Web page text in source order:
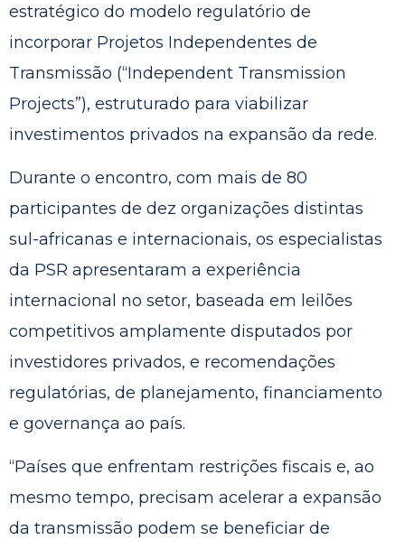
estratégico do modelo regulatório de
incorporar Projetos Independentes de
Transmissão (“Independent Transmission
Projects”), estruturado para viabilizar
investimentos privados na expansão da rede.
Durante o encontro, com mais de 80
participantes de dez organizações distintas
sul-africanas e internacionais, os especialistas
da PSR apresentaram a experiência
internacional no setor, baseada em leilões
competitivos amplamente disputados por
investidores privados, e recomendações
regulatórias, de planejamento, financiamento
e governança ao país.
“Países que enfrentam restrições fiscais e, ao
mesmo tempo, precisam acelerar a expansão
da transmissão podem se beneficiar de